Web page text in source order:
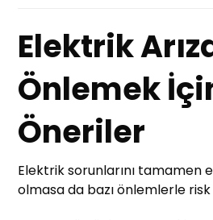
Elektrik
Önlemek
Öneriler
Elektrik sorunlarını tamamen
olmasa da bazı önlemlerle risk